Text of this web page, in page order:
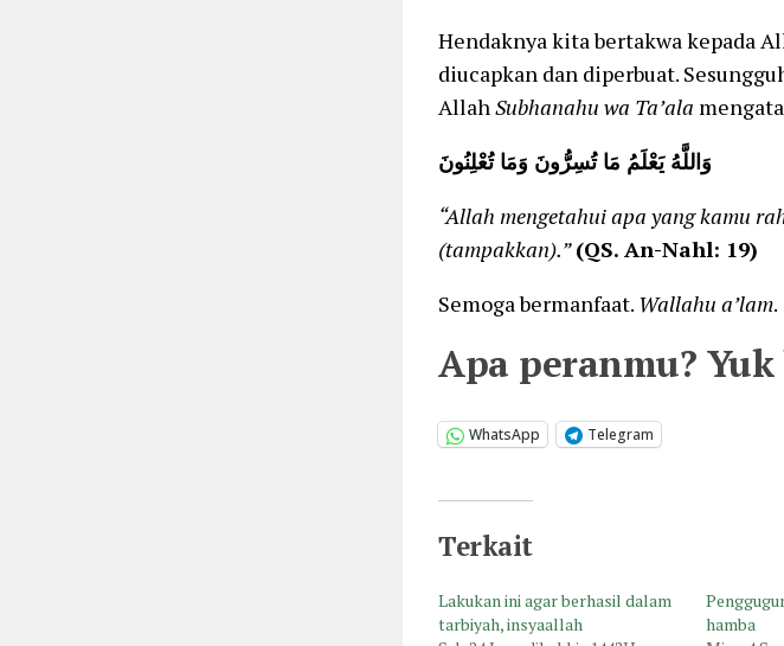
Hendaknya kita bertakwa kepada
diucapkan dan diperbuat.
AllahSubhanahu wa Ta’ala
وَاللَّهُ يَعْلَمُ مَا تُسِرُّونَ وَمَا تُعْلِنُونَ
“Allah mengetahui apa yang kamu
(tampakkan).” (QS. An-Nahl: 19)
Semoga bermanfaat. Wallahu a’lam.
Apa peranmu?
WhatsApp Telegram
Terkait
Lakukan ini agar berhasil dalam
tarbiyah, insyaallah
hamba